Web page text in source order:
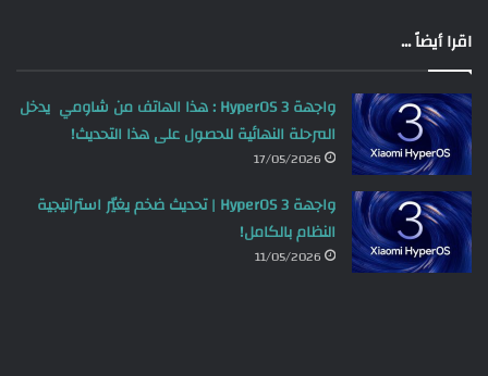
اقرا أيضاً ...
واجهة HyperOS 3 : هذا الهاتف من شاومي يدخل
المرحلة النهائية للحصول على هذا التحديث!
17/05/2026
واجهة HyperOS 3 | تحديث ضخم يغيّر استراتيجية
النظام بالكامل!
11/05/2026